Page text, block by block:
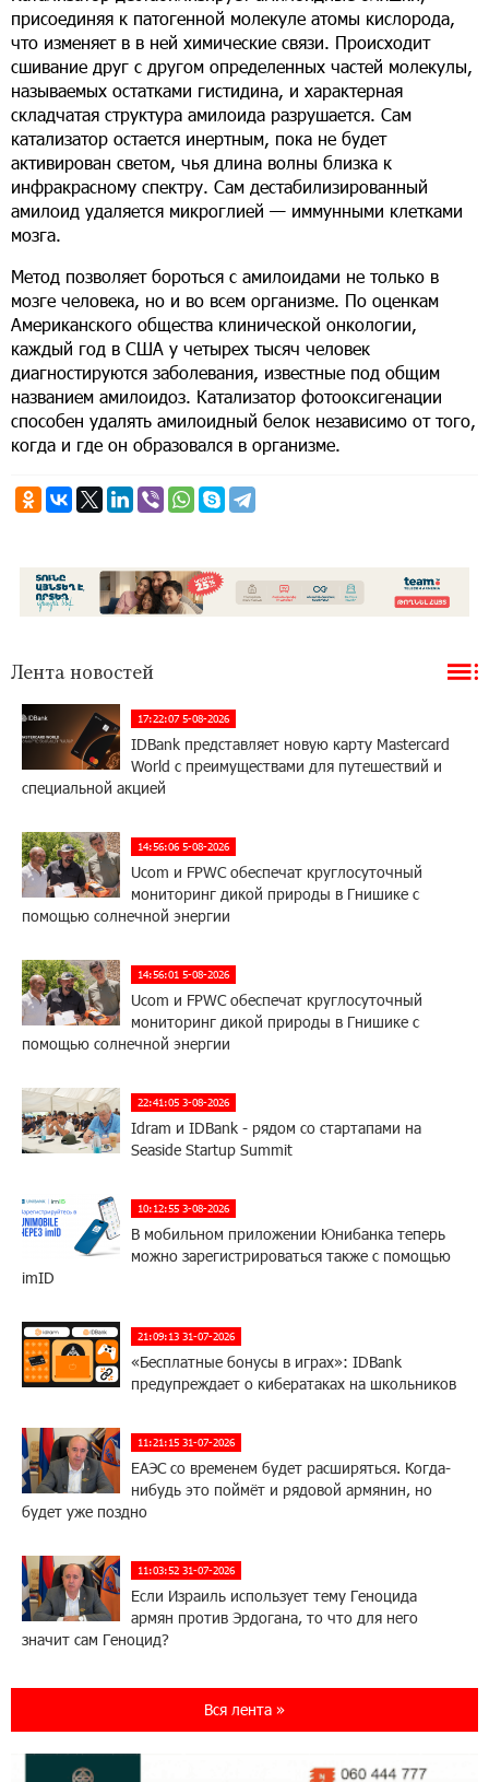
присоединяя к патогенной молекуле атомы кислорода,
что изменяет в в ней химические связи. Происходит
сшивание друг с другом определенных частей молекулы,
называемых остатками гистидина, и характерная
складчатая структура амилоида разрушается. Сам
катализатор остается инертным, пока не будет
активирован светом, чья длина волны близка к
инфракрасному спектру. Сам дестабилизированный
амилоид удаляется микроглией — иммунными клетками
мозга.
Метод позволяет бороться с амилоидами не только в
мозге человека, но и во всем организме. По оценкам
Американского общества клинической онкологии,
каждый год в США у четырех тысяч человек
диагностируются заболевания, известные под общим
названием амилоидоз. Катализатор фотооксигенации
способен удалять амилоидный белок независимо от того,
когда и где он образовался в организме.
Лента новостей
17:22:07 5-08-2026
IDBank представляет новую карту Mastercard
World с преимуществами для путешествий и
специальной акцией
14:56:06 5-08-2026
Ucom и FPWC обеспечат круглосуточный
мониторинг дикой природы в Гнишике с
помощью солнечной энергии
14:56:01 5-08-2026
Ucom и FPWC обеспечат круглосуточный
мониторинг дикой природы в Гнишике с
помощью солнечной энергии
22:41:05 3-08-2026
Idram и IDBank - рядом со стартапами на
Seaside Startup Summit
10:12:55 3-08-2026
В мобильном приложении Юнибанка теперь
можно зарегистрироваться также с помощью
imID
21:09:13 31-07-2026
«Бесплатные бонусы в играх»: IDBank
предупреждает о кибератаках на школьников
11:21:15 31-07-2026
ЕАЭС со временем будет расширяться. Когда-
нибудь это поймёт и рядовой армянин, но
будет уже поздно
11:03:52 31-07-2026
Если Израиль использует тему Геноцида
армян против Эрдогана, то что для него
значит сам Геноцид?
приложении
Вся лента »